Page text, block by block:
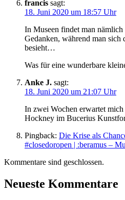
francis sagt:
18. Juni 2020 um 18:57 Uhr
In Museen findet man
Gedanken, während man sich
besieht…
Was für eine wunderbare
Anke J. sagt:
18. Juni 2020 um 21:07 Uhr
In zwei Wochen erwartet
Hockney im Bucerius
Pingback: Die Krise als
#closedoropen | :beramus –
Kommentare sind geschlossen.
Neueste Kommentare